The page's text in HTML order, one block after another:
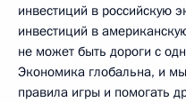
инвестиций в российскую
инвестиций в
не может быть дороги с
Экономика глобальна, и
правила игры и помогать